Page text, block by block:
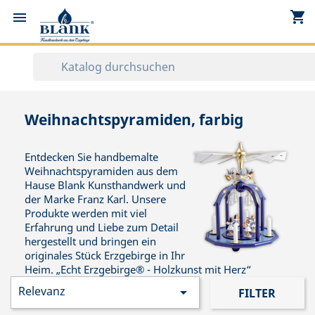
 shopping_cart
Weihnachtspyramiden, farbig
Entdecken Sie handbemalte
Weihnachtspyramiden aus dem
Hause Blank Kunsthandwerk und
der Marke Franz Karl. Unsere
Produkte werden mit viel
Erfahrung und Liebe zum Detail
hergestellt und bringen ein
originales Stück Erzgebirge in Ihr
Heim. „Echt Erzgebirge® - Holzkunst mit Herz“
Relevanz  FILTER